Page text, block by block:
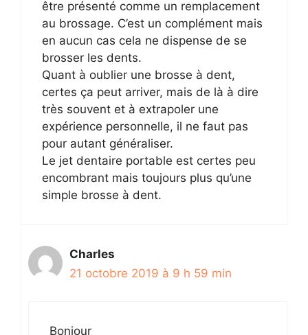
être présenté comme un remplacement
au brossage. C’est un complément mais
en aucun cas cela ne dispense de se
brosser les dents.
Quant à oublier une brosse à dent,
certes ça peut arriver, mais de là à dire
très souvent et à extrapoler une
expérience personnelle, il ne faut pas
pour autant généraliser.
Le jet dentaire portable est certes peu
encombrant mais toujours plus qu’une
simple brosse à dent.
Charles
21 octobre 2019 à 9 h 59 min
Bonjour